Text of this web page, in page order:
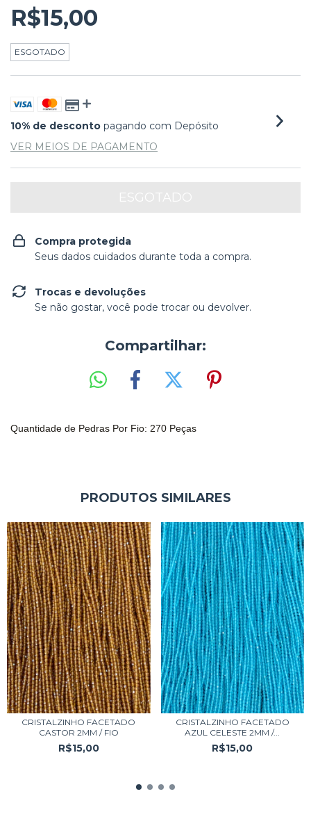
R$15,00
ESGOTADO
10% de desconto pagando com Depósito
VER MEIOS DE PAGAMENTO
Compra protegida
Seus dados cuidados durante toda a compra.
Trocas e devoluções
Se não gostar, você pode trocar ou devolver.
Compartilhar:
Quantidade de Pedras Por Fio: 270 Peças
PRODUTOS SIMILARES
CRISTALZINHO FACETADO
CASTOR 2MM / FIO
R$15,00
CRISTALZINHO FACETADO
AZUL CELESTE 2MM /...
R$15,00